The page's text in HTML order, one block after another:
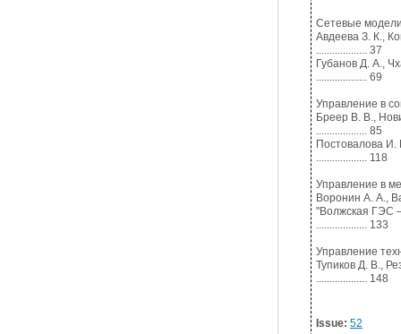
Сетевые
Авдеева З. К.,
................... 37
Губанов Д. А.,
................... 69
Управление в
Бреер В. В.,
................... 85
Постовалова
................... 118
Управление в
Воронин А. А.,
"Волжская ГЭС
................... 133
Управление
Тупиков Д. В.,
................... 148
Issue: 52